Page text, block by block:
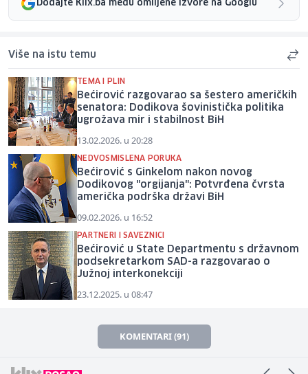
Dodajte Klix.ba među omiljene izvore na Googlu
Više na istu temu
TEMA I PLIN
Bećirović razgovarao sa šestero američkih
senatora: Dodikova šovinistička politika
ugrožava mir i stabilnost BiH
13.02.2026. u 20:28
NEDVOSMISLENA PORUKA
Bećirović s Ginkelom nakon novog
Dodikovog "orgijanja": Potvrđena čvrsta
američka podrška državi BiH
09.02.2026. u 16:52
PARTNERI I SAVEZNICI
Bećirović u State Departmentu s državnom
podsekretarkom SAD-a razgovarao o
Južnoj interkonekciji
23.12.2025. u 08:47
KOMENTARI (91)